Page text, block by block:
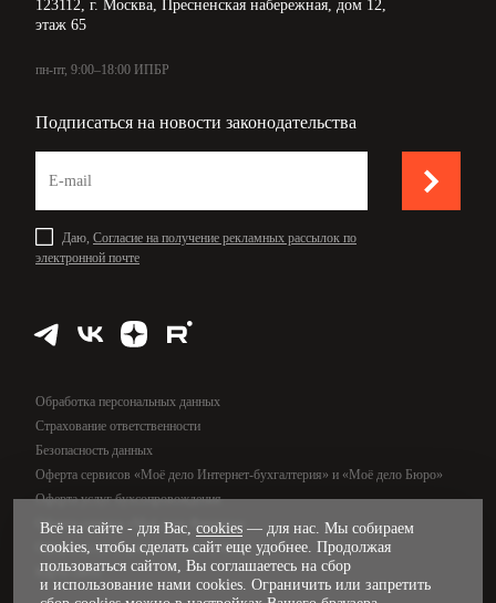
123112, г. Москва, Пресненская набережная, дом 12,
этаж 65
пн-пт, 9:00–18:00 ИПБР
Подписаться на новости законодательства
Даю, Согласие на получение рекламных рассылок по
электронной почте
Обработка персональных данных
Страхование ответственности
Безопасность данных
Оферта сервисов «Моё дело Интернет-бухгалтерия» и «Моё дело Бюро»
Оферта услуг бухсопровождения
Оферта сервиса «Моё дело Финансы»
Оферта услуг управленческого учёта
Карта сайта
Всё на сайте - для Вас, cookies — для нас. Мы собираем
cookies, чтобы сделать сайт еще удобнее. Продолжая
пользоваться сайтом, Вы соглашаетесь на сбор
и использование нами cookies. Ограничить или запретить